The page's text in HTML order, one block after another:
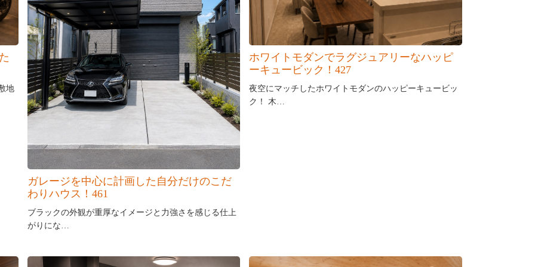
地
ガレージを中心に計画した自分だけのこだ
わりハウス！461
ブラックの外観が重厚なイメージと力強さを感じる仕上
がりにな…
ホワイトモダンでラグジュアリーなハッピ
ーキュービック！427
夜空にマッチしたホワイトモダンのハッピーキュービッ
ク！ 木…